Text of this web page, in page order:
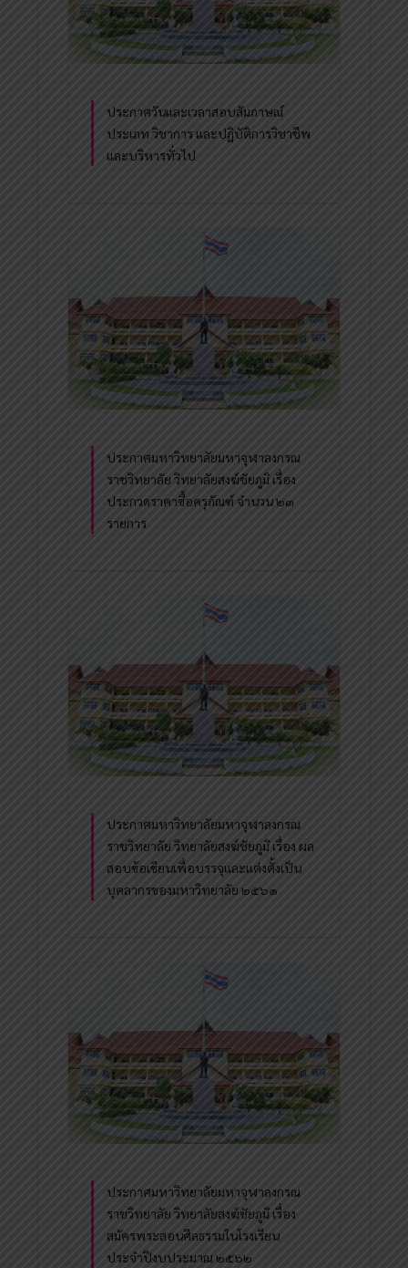
ประกาศวันและเวลาสอบสัมภาษณ์
ประเภท วิชาการ และปฏิบัติการวิชาชีพ
และบริหารทั่วไป
ประกาศมหาวิทยาลัยมหาจุฬาลงกรณ
ราชวิทยาลัย วิทยาลัยสงฆ์ชัยภูมิ เรื่อง
ประกวดราคาซื้อครุภัณฑ์ จำนวน ๒๓
รายการ
ประกาศมหาวิทยาลัยมหาจุฬาลงกรณ
ราชวิทยาลัย วิทยาลัยสงฆ์ชัยภูมิ เรื่อง ผล
สอบข้อเขียนเพื่อบรรจุและแต่งตั้งเป็น
บุคลากรของมหาวิทยาลัย ๒๕๖๑
ประกาศมหาวิทยาลัยมหาจุฬาลงกรณ
ราชวิทยาลัย วิทยาลัยสงฆ์ชัยภูมิ เรื่อง
สมัครพระสอนศีลธรรมในโรงเรียน
ประจำปีงบประมาณ ๒๕๖๒